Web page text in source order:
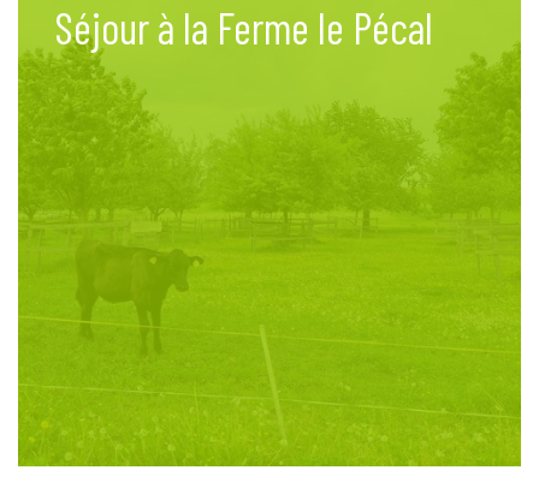
Séjour à la Ferme le Pécal